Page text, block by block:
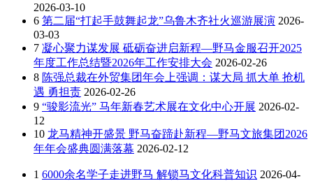
2026-03-10
6 第二届“打起手鼓舞起龙”乌鲁木齐社火巡游展演 2026-
03-03
7 凝心聚力谋发展 砥砺奋进启新程—野马金服召开2025
年度工作总结暨2026年工作安排大会 2026-02-26
8 陈强总裁在外贸集团年会上强调：谋大局 抓大单 抢机
遇 勇担责 2026-02-26
9 “骏影流光” 马年新春艺术展在文化中心开展 2026-02-
12
10 龙马精神开盛景 野马奋蹄赴新程—野马文旅集团2026
年年会盛典圆满落幕 2026-02-12
1 6000余名学子走进野马 解锁马文化科普知识 2026-04-